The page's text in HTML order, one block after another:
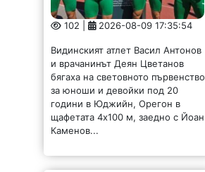
102 | 2026-08-09 17:35:54
Видинският атлет Васил Антонов
и врачанинът Деян Цветанов
бягаха на световното първенство
за юноши и девойки под 20
години в Юджийн, Орегон в
щафетата 4х100 м, заедно с Йоан
Каменов...